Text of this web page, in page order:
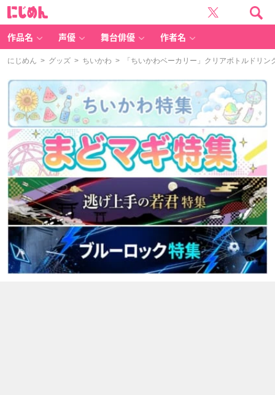
作品名 声優 舞台俳優 作者名
にじめん > グッズ > ちいかわ > 「ちいかわベーカリー」クリアボトルドリン